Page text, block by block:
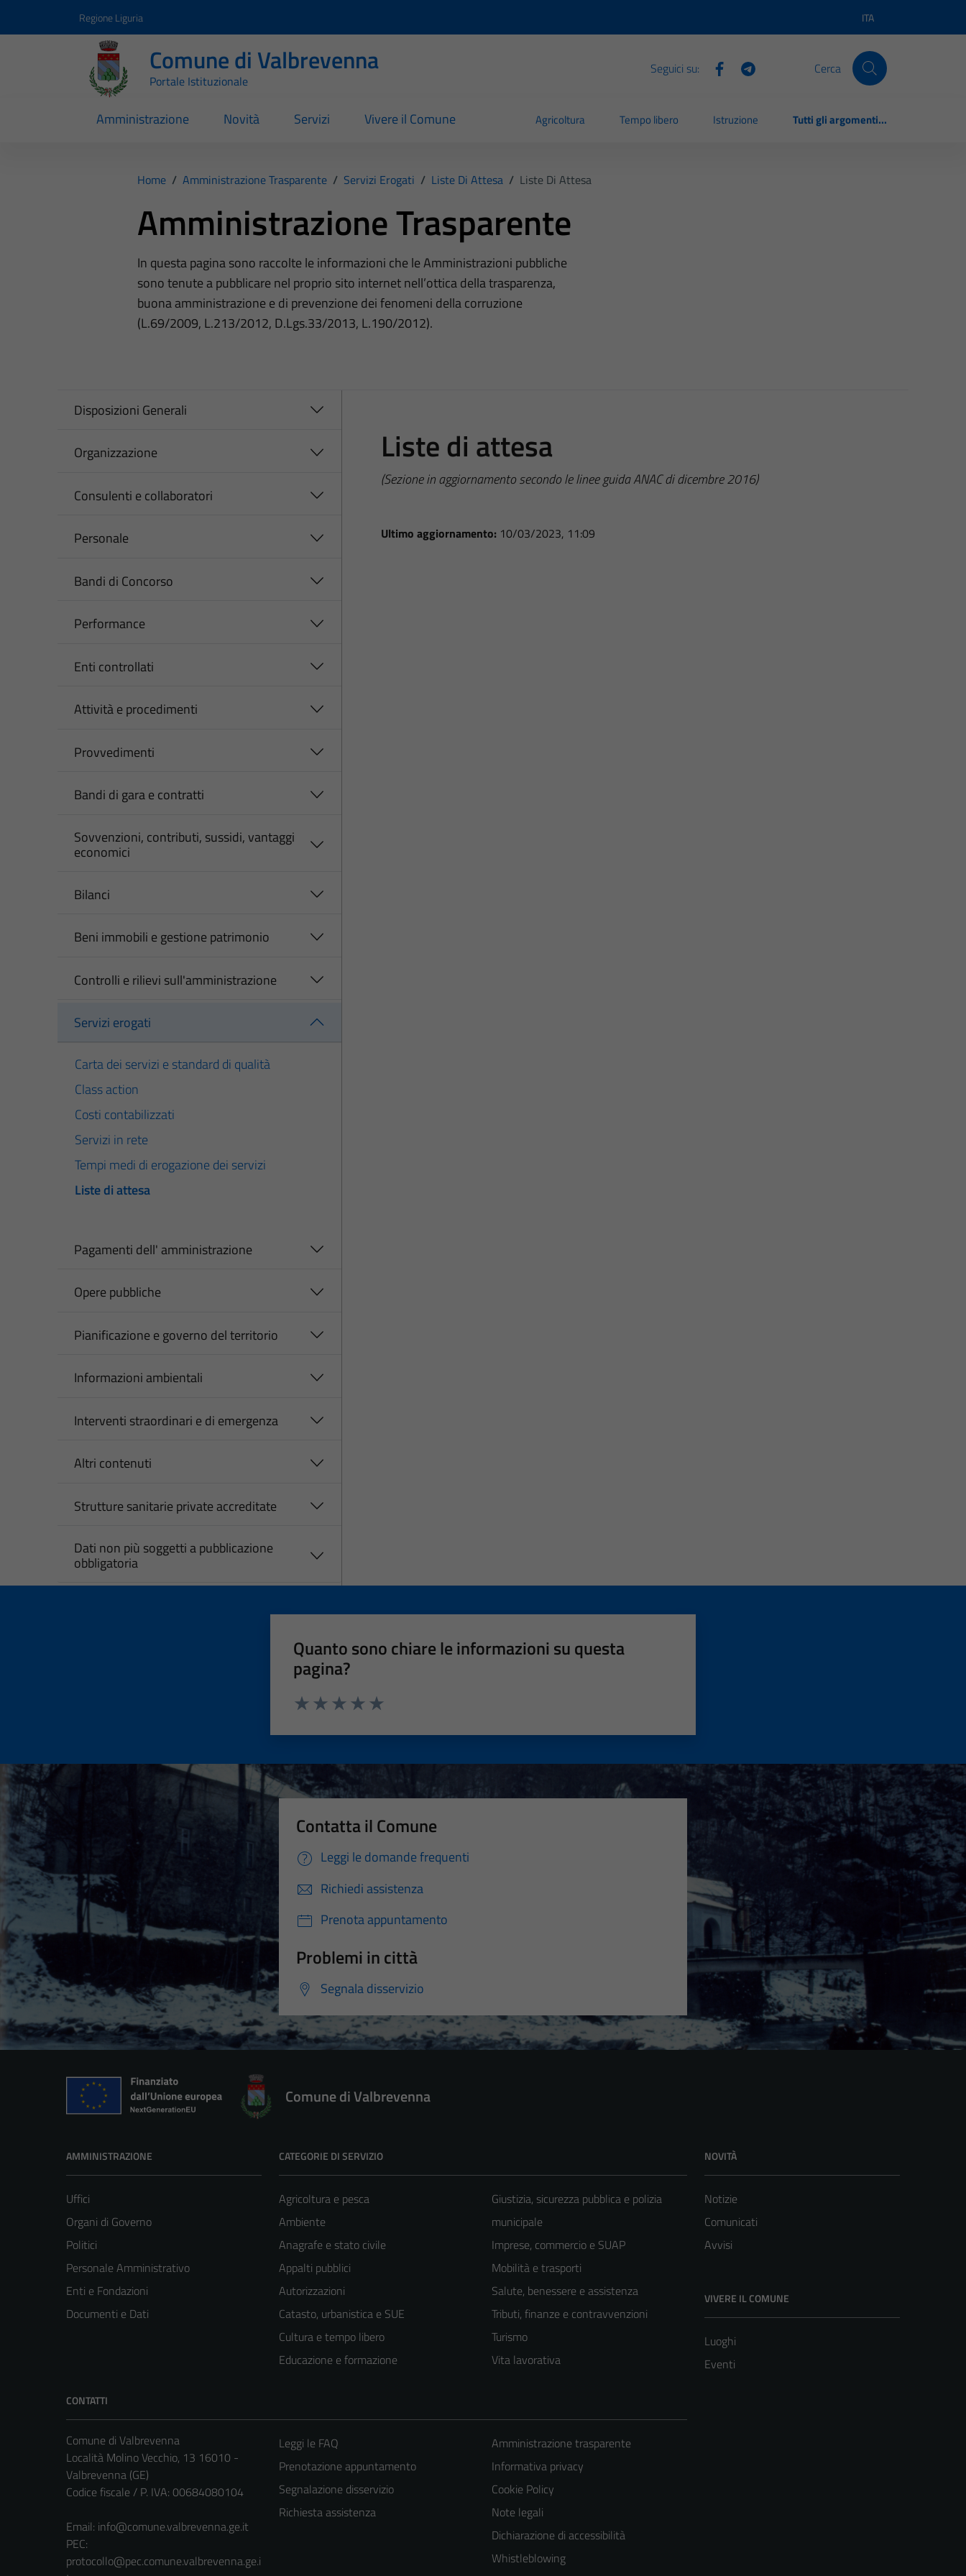
Regione Liguria Lingua attiva:
ITA
Comune di Valbrevenna
Portale Istituzionale
Seguici su: Cerca
Amministrazione Novità Servizi Vivere il Comune Agricoltura Tempo libero Istruzione Tutti gli argomenti...
Home / Amministrazione Trasparente / Servizi Erogati / Liste Di Attesa / Liste Di Attesa
Amministrazione Trasparente
In questa pagina sono raccolte le informazioni che le Amministrazioni pubbliche
sono tenute a pubblicare nel proprio sito internet nell’ottica della trasparenza,
buona amministrazione e di prevenzione dei fenomeni della corruzione
(L.69/2009, L.213/2012, D.Lgs.33/2013, L.190/2012).
Disposizioni Generali
Organizzazione
Consulenti e collaboratori
Personale
Bandi di Concorso
Performance
Enti controllati
Attività e procedimenti
Provvedimenti
Bandi di gara e contratti
Sovvenzioni, contributi, sussidi, vantaggi
economici
Bilanci
Beni immobili e gestione patrimonio
Controlli e rilievi sull'amministrazione
Servizi erogati
Carta dei servizi e standard di qualità
Class action
Costi contabilizzati
Servizi in rete
Tempi medi di erogazione dei servizi
Liste di attesa
Pagamenti dell' amministrazione
Opere pubbliche
Pianificazione e governo del territorio
Informazioni ambientali
Interventi straordinari e di emergenza
Altri contenuti
Strutture sanitarie private accreditate
Dati non più soggetti a pubblicazione
obbligatoria
Liste di attesa
(Sezione in aggiornamento secondo le linee guida ANAC di dicembre 2016)
Ultimo aggiornamento: 10/03/2023, 11:09
Quanto sono chiare le informazioni su questa
pagina?
Contatta il Comune
Leggi le domande frequenti
Richiedi assistenza
Prenota appuntamento
Problemi in città
Segnala disservizio
Comune di Valbrevenna
AMMINISTRAZIONE
Uffici
Organi di Governo
Politici
Personale Amministrativo
Enti e Fondazioni
Documenti e Dati
CATEGORIE DI SERVIZIO
Agricoltura e pesca
Ambiente
Anagrafe e stato civile
Appalti pubblici
Autorizzazioni
Catasto, urbanistica e SUE
Cultura e tempo libero
Educazione e formazione
Giustizia, sicurezza pubblica e polizia
municipale
Imprese, commercio e SUAP
Mobilità e trasporti
Salute, benessere e assistenza
Tributi, finanze e contravvenzioni
Turismo
Vita lavorativa
NOVITÀ
Notizie
Comunicati
Avvisi
VIVERE IL COMUNE
Luoghi
Eventi
CONTATTI
Comune di Valbrevenna
Località Molino Vecchio, 13 16010 -
Valbrevenna (GE)
Codice fiscale / P. IVA: 00684080104
Email: info@comune.valbrevenna.ge.it
PEC:
protocollo@pec.comune.valbrevenna.ge.i
Leggi le FAQ
Prenotazione appuntamento
Segnalazione disservizio
Richiesta assistenza
Amministrazione trasparente
Informativa privacy
Cookie Policy
Note legali
Dichiarazione di accessibilità
Whistleblowing
Tecnici